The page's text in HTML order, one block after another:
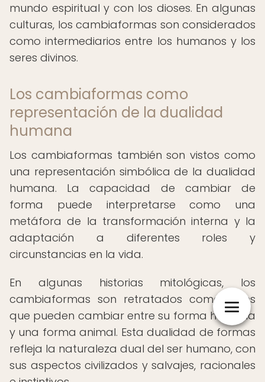
mundo espiritual y con los dioses. En algunas
culturas, los cambiaformas son considerados
como intermediarios entre los humanos y los
seres divinos.
Los cambiaformas como
representación de la dualidad
humana
Los cambiaformas también son vistos como
una representación simbólica de la dualidad
humana. La capacidad de cambiar de
forma puede interpretarse como una
metáfora de la transformación interna y la
adaptación a diferentes roles y
circunstancias en la vida.
En algunas historias mitológicas, los
cambiaformas son retratados como seres
que pueden cambiar entre su forma humana
y una forma animal. Esta dualidad de formas
refleja la naturaleza dual del ser humano, con
sus aspectos civilizados y salvajes, racionales